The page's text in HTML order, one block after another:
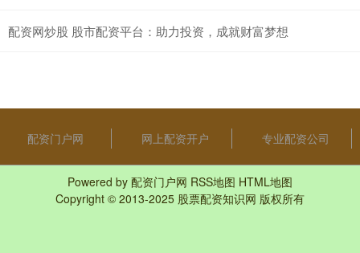
配资网炒股 股市配资平台：助力投资，成就财富梦想
配资门户网 网上配资开户 专业配资公司
Powered by 配资门户网 RSS地图 HTML地图
Copyright © 2013-2025 股票配资知识网 版权所有